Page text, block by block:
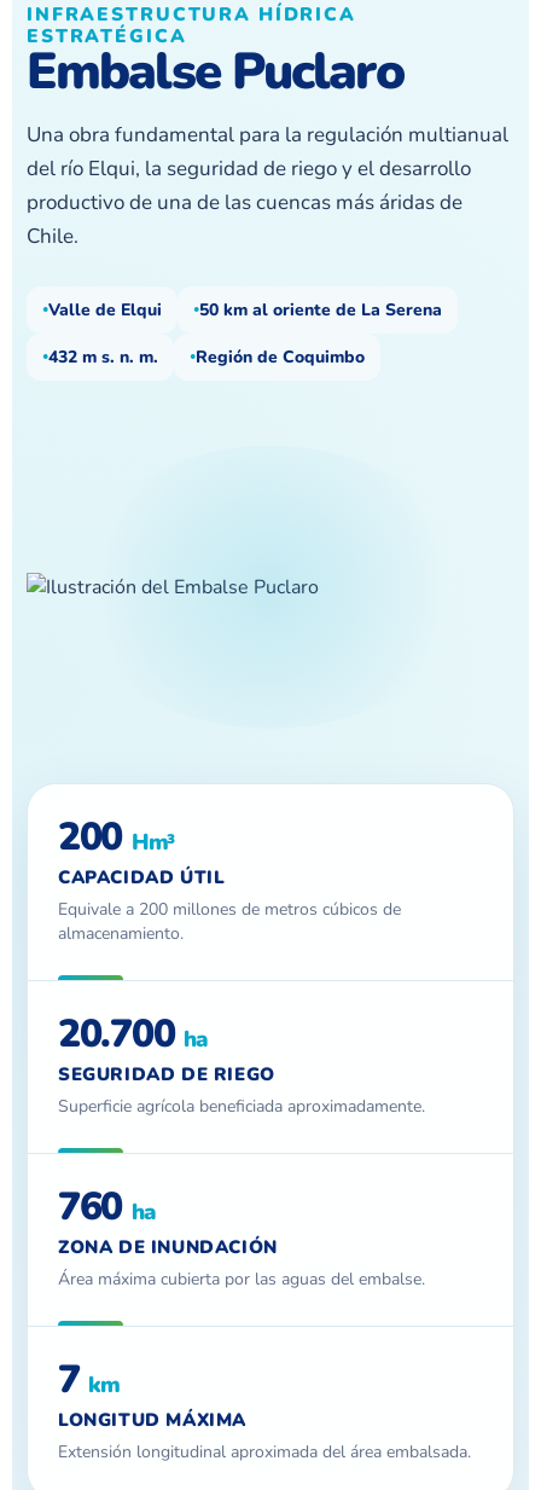
INFRAESTRUCTURA HÍDRICA
ESTRATÉGICA
Embalse Puclaro
Una obra fundamental para la regulación multianual
del río Elqui, la seguridad de riego y el desarrollo
productivo de una de las cuencas más áridas de
Chile.
Valle de Elqui 50 km al oriente de La Serena
432 m s. n. m. Región de Coquimbo
200 Hm³
CAPACIDAD ÚTIL
Equivale a 200 millones de metros cúbicos de
almacenamiento.
20.700 ha
SEGURIDAD DE RIEGO
Superficie agrícola beneficiada aproximadamente.
760 ha
ZONA DE INUNDACIÓN
Área máxima cubierta por las aguas del embalse.
7 km
LONGITUD MÁXIMA
Extensión longitudinal aproximada del área embalsada.